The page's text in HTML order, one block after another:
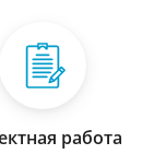
работа